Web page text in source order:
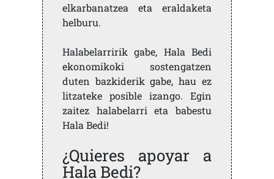
elkarbanatzea eta eraldaketa
helburu.
Halabelarririk gabe, Hala Bedi
ekonomikoki sostengatzen
duten bazkiderik gabe, hau ez
litzateke posible izango. Egin
zaitez halabelarri eta babestu
Hala Bedi!
¿Quieres apoyar a
Hala Bedi?